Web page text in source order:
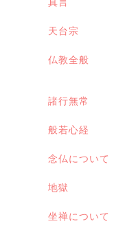
天台宗
仏教全般
諸行無常
般若心経
念仏について
地獄
坐禅について